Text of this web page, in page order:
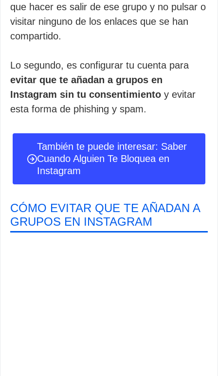
que hacer es salir de ese grupo y no pulsar o
visitar ninguno de los enlaces que se han
compartido.
Lo segundo, es configurar tu cuenta para
evitar que te añadan a grupos en
Instagram sin tu consentimiento y evitar
esta forma de phishing y spam.
También te puede interesar: Saber
Cuando Alguien Te Bloquea en
Instagram
CÓMO EVITAR QUE TE AÑADAN A
GRUPOS EN INSTAGRAM